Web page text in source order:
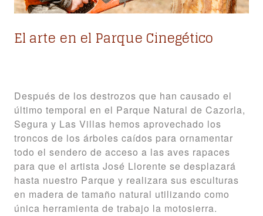
El arte en el Parque Cinegético
Después de los destrozos que han causado el
último temporal en el Parque Natural de Cazorla,
Segura y Las Villas hemos aprovechado los
troncos de los árboles caídos para ornamentar
todo el sendero de acceso a las aves rapaces
para que el artista José Llorente se desplazará
hasta nuestro Parque y realizara sus esculturas
en madera de tamaño natural utilizando como
única herramienta de trabajo la motosierra.